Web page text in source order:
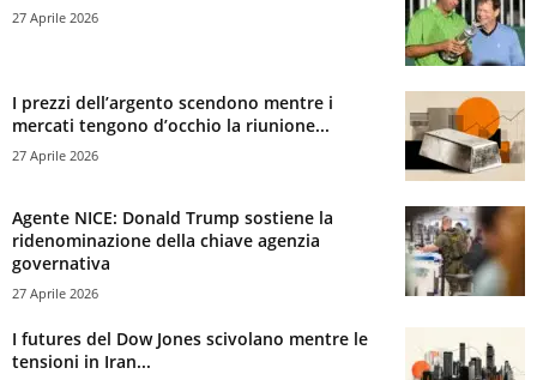
27 Aprile 2026
I prezzi dell’argento scendono mentre i
mercati tengono d’occhio la riunione...
27 Aprile 2026
Agente NICE: Donald Trump sostiene la
ridenominazione della chiave agenzia
governativa
27 Aprile 2026
I futures del Dow Jones scivolano mentre le
tensioni in Iran...